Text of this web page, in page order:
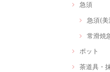
急須
急須(
常滑焼
ポット
茶道具・